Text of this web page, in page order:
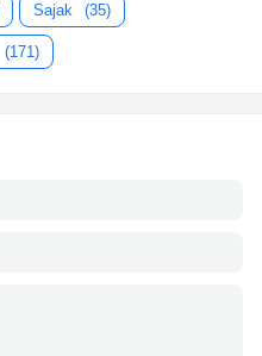
Sajak (35)
(171)